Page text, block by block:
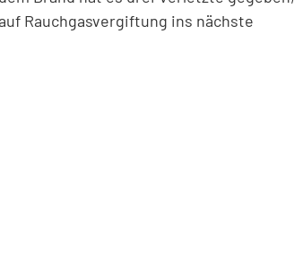
Rauchgasvergiftung ins nächste